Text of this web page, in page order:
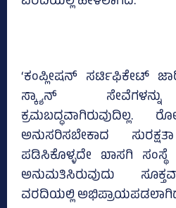
‘ಕಂಪ್ಲೀಷನ್‌ ಸರ್ಟಿಫಿಕೇಟ್‌
ಸ್ಕ್ಯಾನ್‌ ಸೇವೆಗಳನ್ನು
ಕ್ರಮಬದ್ಧವಾಗಿರುವುದಿಲ್ಲ.
ಅನುಸರಿಸಬೇಕಾದ
ಪಡಿಸಿಕೊಳ್ಳದೇ ಖಾಸಗಿ
ಅನುಮತಿಸಿರುವುದು
ವರದಿಯಲ್ಲಿ